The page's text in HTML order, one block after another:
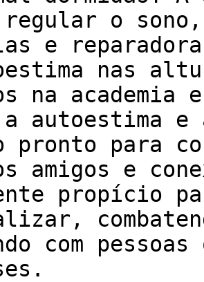
o
e
nas
na academia
a autoestima
pronto para
amigos e
propício
com